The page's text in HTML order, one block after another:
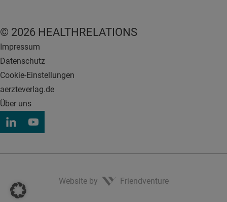
© 2026 HEALTHRELATIONS
Impressum
Datenschutz
Cookie-Einstellungen
aerzteverlag.de
Über uns
Website by Friendventure